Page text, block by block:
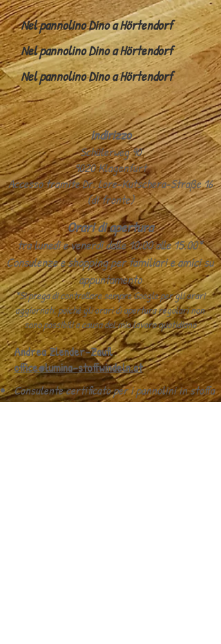
Nel pannolino Dino a Hörtendorf
Nel pannolino Dino a Hörtendorf
Nel pannolino Dino a Hörtendorf
indirizzo
Schülerweg 90
9020 Klagenfurt
Accesso tramite Dr. Lore-Kutschera-Straße 16
(di fronte)
Orari di apertura
tra lunedì e venerdì dalle 10:00 alle 15:00*
Consulenze e shopping per familiari e amici su
appuntamento
*Si prega di controllare sempre Google per gli orari
aggiornati, poiché gli orari di apertura regolari non
sono possibili a causa del mio lavoro quotidiano
Andrea Zlender-Zaufl
office@lumina-stoffwindeln.at
Consulente certificato per i pannolini in stoffa
Allenatore mentale certificato